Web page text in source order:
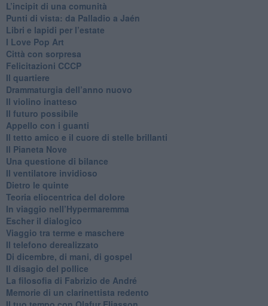
​L’incipit di una comunità
Punti di vista: da Palladio a Jaén
​Libri e lapidi per l’estate
​I Love Pop Art
Città con sorpresa
Felicitazioni CCCP
​Il quartiere
​Drammaturgia dell’anno nuovo
​Il violino inatteso
​Il futuro possibile
​Appello con i guanti
​Il tetto amico e il cuore di stelle brillanti
​Il Pianeta Nove
​Una questione di bilance
​Il ventilatore invidioso
​Dietro le quinte
​Teoria eliocentrica del dolore
In viaggio nell’Hypermaremma
​Escher il dialogico
​Viaggio tra terme e maschere
Il telefono derealizzato
​Di dicembre, di mani, di gospel
​Il disagio del pollice
​La filosofia di Fabrizio de André
Memorie di un clarinettista redento